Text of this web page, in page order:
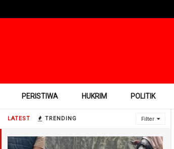
LATEST TRENDING Filter
PERISTIWA HUKRIM POLITIK